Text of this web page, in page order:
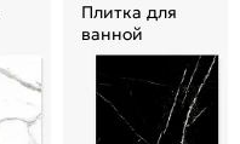
Плитка для
ванной